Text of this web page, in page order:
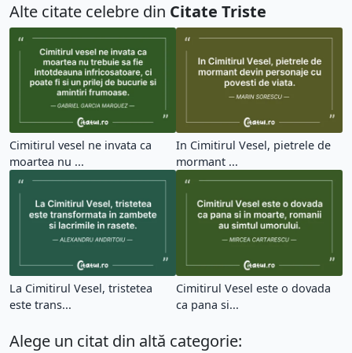
Alte citate celebre din Citate Triste
Cimitirul vesel ne invata ca
moartea nu ...
In Cimitirul Vesel, pietrele de
mormant ...
La Cimitirul Vesel, tristetea
este trans...
Cimitirul Vesel este o dovada
ca pana si...
Alege un citat din altă categorie: